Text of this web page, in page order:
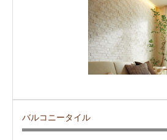
バルコニータイル